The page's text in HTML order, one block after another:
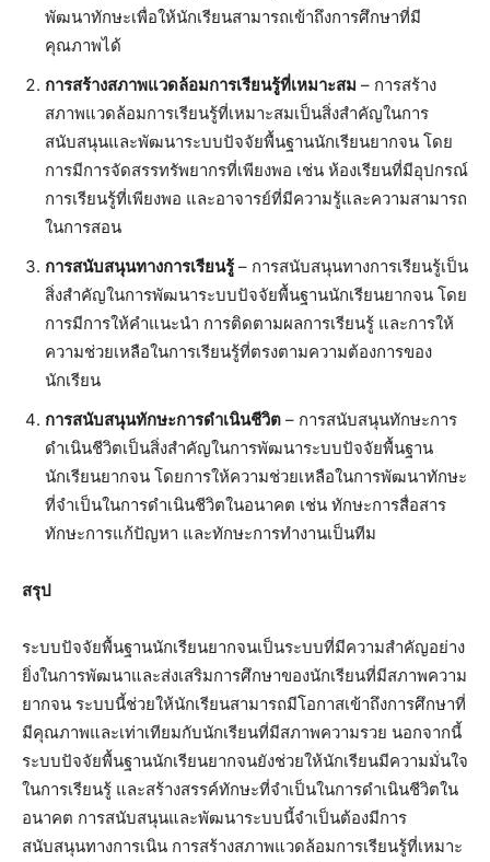
พัฒนาทักษะเพื่อให้นักเรียนสามารถเข้าถึงการศึกษาที่มี
คุณภาพได้
การสร้างสภาพแวดล้อมการเรียนรู้ที่เหมาะสม – การสร้าง
สภาพแวดล้อมการเรียนรู้ที่เหมาะสมเป็นสิ่งสำคัญในการ
สนับสนุนและพัฒนาระบบปัจจัยพื้นฐานนักเรียนยากจน โดย
การมีการจัดสรรทรัพยากรที่เพียงพอ เช่น ห้องเรียนที่มีอุปกรณ์
การเรียนรู้ที่เพียงพอ และอาจารย์ที่มีความรู้และความสามารถ
ในการสอน
การสนับสนุนทางการเรียนรู้– การสนับสนุนทางการเรียนรู้เป็น
สิ่งสำคัญในการพัฒนาระบบปัจจัยพื้นฐานนักเรียนยากจน โดย
การมีการให้คำแนะนำ การติดตามผลการเรียนรู้ และการให้
ความช่วยเหลือในการเรียนรู้ที่ตรงตามความต้องการของ
นักเรียน
การสนับสนุนทักษะการดำเนินชีวิต – การสนับสนุนทักษะการ
ดำเนินชีวิตเป็นสิ่งสำคัญในการพัฒนาระบบปัจจัยพื้นฐาน
นักเรียนยากจน โดยการให้ความช่วยเหลือในการพัฒนาทักษะ
ที่จำเป็นในการดำเนินชีวิตในอนาคต เช่น ทักษะการสื่อสาร
ทักษะการแก้ปัญหา และทักษะการทำงานเป็นทีม
สรุป
ระบบปัจจัยพื้นฐานนักเรียนยากจนเป็นระบบที่มีความสำคัญอย่าง
ยิ่งในการพัฒนาและส่งเสริมการศึกษาของนักเรียนที่มีสภาพความ
ยากจน ระบบนี้ช่วยให้นักเรียนสามารถมีโอกาสเข้าถึงการศึกษาที่
มีคุณภาพและเท่าเทียมกับนักเรียนที่มีสภาพความรวย นอกจากนี้
ระบบปัจจัยพื้นฐานนักเรียนยากจนยังช่วยให้นักเรียนมีความมั่นใจ
ในการเรียนรู้ และสร้างสรรค์ทักษะที่จำเป็นในการดำเนินชีวิตใน
อนาคต การสนับสนุนและพัฒนาระบบนี้จำเป็นต้องมีการ
สนับสนุนทางการเนิน การสร้างสภาพแวดล้อมการเรียนรู้ที่เหมาะ